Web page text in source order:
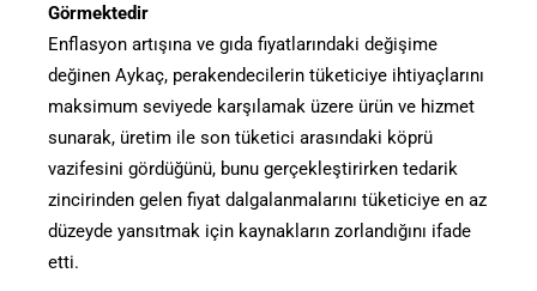
Görmektedir
Enflasyon artışına ve gıda fiyatlarındaki değişime
değinen Aykaç, perakendecilerin tüketiciye ihtiyaçlarını
maksimum seviyede karşılamak üzere ürün ve hizmet
sunarak, üretim ile son tüketici arasındaki köprü
vazifesini gördüğünü, bunu gerçekleştirirken tedarik
zincirinden gelen fiyat dalgalanmalarını tüketiciye en az
düzeyde yansıtmak için kaynakların zorlandığını ifade
etti.